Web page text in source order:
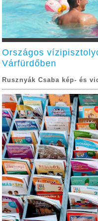
Országos
Várfürdőben
Rusznyák Csaba kép- és